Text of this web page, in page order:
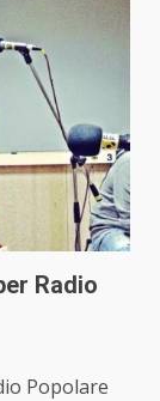
Radio
Popolare